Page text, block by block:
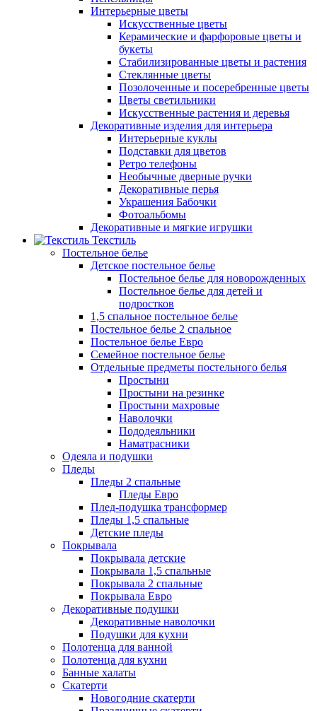
Интерьерные цветы
Искусственные цветы
Керамические и фарфоровые цветы и
букеты
Стабилизированные цветы и растения
Стеклянные цветы
Позолоченные и посеребренные цветы
Цветы светильники
Искусственные растения и деревья
Декоративные изделия для интерьера
Интерьерные куклы
Подставки для цветов
Ретро телефоны
Необычные дверные ручки
Декоративные перья
Украшения Бабочки
Фотоальбомы
Декоративные и мягкие игрушки
Текстиль
Постельное белье
Детское постельное белье
Постельное белье для новорожденных
Постельное белье для детей и
подростков
1,5 спальное постельное белье
Постельное белье 2 спальное
Постельное белье Евро
Семейное постельное белье
Отдельные предметы постельного белья
Простыни
Простыни на резинке
Простыни махровые
Наволочки
Пододеяльники
Наматрасники
Одеяла и подушки
Пледы
Пледы 2 спальные
Пледы Евро
Плед-подушка трансформер
Пледы 1,5 спальные
Детские пледы
Покрывала
Покрывала детские
Покрывала 1,5 спальные
Покрывала 2 спальные
Покрывала Евро
Декоративные подушки
Декоративные наволочки
Подушки для кухни
Полотенца для ванной
Полотенца для кухни
Банные халаты
Скатерти
Новогодние скатерти